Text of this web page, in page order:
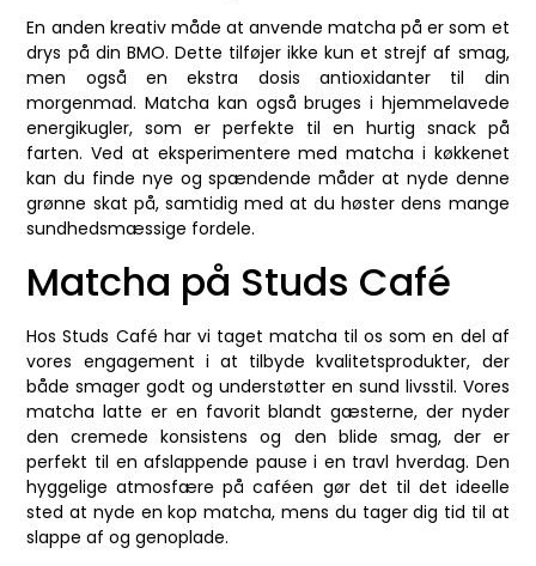
En anden kreativ måde at anvende matcha på er som et
drys på din BMO. Dette tilføjer ikke kun et strejf af smag,
men også en ekstra dosis antioxidanter til din
morgenmad. Matcha kan også bruges i hjemmelavede
energikugler, som er perfekte til en hurtig snack på
farten. Ved at eksperimentere med matcha i køkkenet
kan du finde nye og spændende måder at nyde denne
grønne skat på, samtidig med at du høster dens mange
sundhedsmæssige fordele.
Matcha på Studs Café
Hos Studs Café har vi taget matcha til os som en del af
vores engagement i at tilbyde kvalitetsprodukter, der
både smager godt og understøtter en sund livsstil. Vores
matcha latte er en favorit blandt gæsterne, der nyder
den cremede konsistens og den blide smag, der er
perfekt til en afslappende pause i en travl hverdag. Den
hyggelige atmosfære på caféen gør det til det ideelle
sted at nyde en kop matcha, mens du tager dig tid til at
slappe af og genoplade.